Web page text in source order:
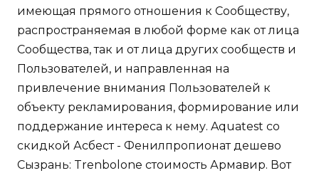
имеющая прямого отношения к Сообществу,
распространяемая в любой форме как от лица
Сообщества, так и от лица других сообществ и
Пользователей, и направленная на
привлечение внимания Пользователей к
объекту рекламирования, формирование или
поддержание интереса к нему. Aquatest со
скидкой Асбест - Фенилпропионат дешево
Сызрань: Trenbolone стоимость Армавир. Вот